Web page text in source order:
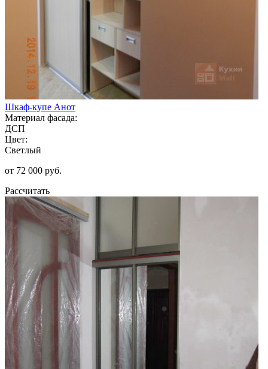
Шкаф-купе Анот
Материал фасада:
ДСП
Цвет:
Светлый
от 72 000 руб.
Рассчитать